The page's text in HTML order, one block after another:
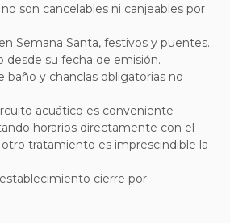
son cancelables ni canjeables por
Semana Santa, festivos y puentes.
desde su fecha de emisión.
baño y chanclas obligatorias no
acuático es conveniente
horarios directamente con el
tratamiento es imprescindible la
cierre por